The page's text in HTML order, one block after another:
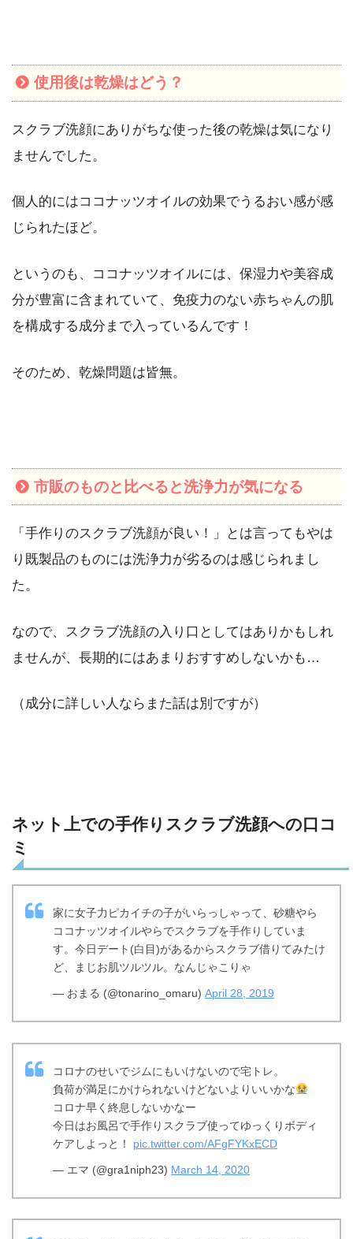
使用後は乾燥はどう？
スクラブ洗顔にありがちな使った後の乾燥は気になり
ませんでした。
個人的にはココナッツオイルの効果でうるおい感が感
じられたほど。
というのも、ココナッツオイルには、保湿力や美容成
分が豊富に含まれていて、免疫力のない赤ちゃんの肌
を構成する成分まで入っているんです！
そのため、乾燥問題は皆無。
市販のものと比べると洗浄力が気になる
「手作りのスクラブ洗顔が良い！」とは言ってもやは
り既製品のものには洗浄力が劣るのは感じられまし
た。
なので、スクラブ洗顔の入り口としてはありかもしれ
ませんが、長期的にはあまりおすすめしないかも…
（成分に詳しい人ならまた話は別ですが）
ネット上での手作りスクラブ洗顔への口コ
ミ
家に女子力ピカイチの子がいらっしゃって、砂糖やら
ココナッツオイルやらでスクラブを手作りしていま
す。今日デート(白目)があるからスクラブ借りてみたけ
ど、まじお肌ツルツル。なんじゃこりゃ
— おまる (@tonarino_omaru) April 28, 2019
コロナのせいでジムにもいけないので宅トレ。
負荷が満足にかけられないけどないよりいいかな
コロナ早く終息しないかなー
今日はお風呂で手作りスクラブ使ってゆっくりボディ
ケアしよっと！ pic.twitter.com/AFgFYKxECD
— エマ (@gra1niph23) March 14, 2020